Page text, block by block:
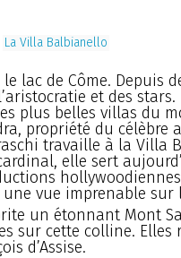
La Villa Balbianello
lac de Côme. Depuis
et des
plus belles villas du
propriété du célèbre
travaille à la Villa
elle sert
vue imprenable sur
un étonnant Mont
sur cette colline. Elles
d’Assise.